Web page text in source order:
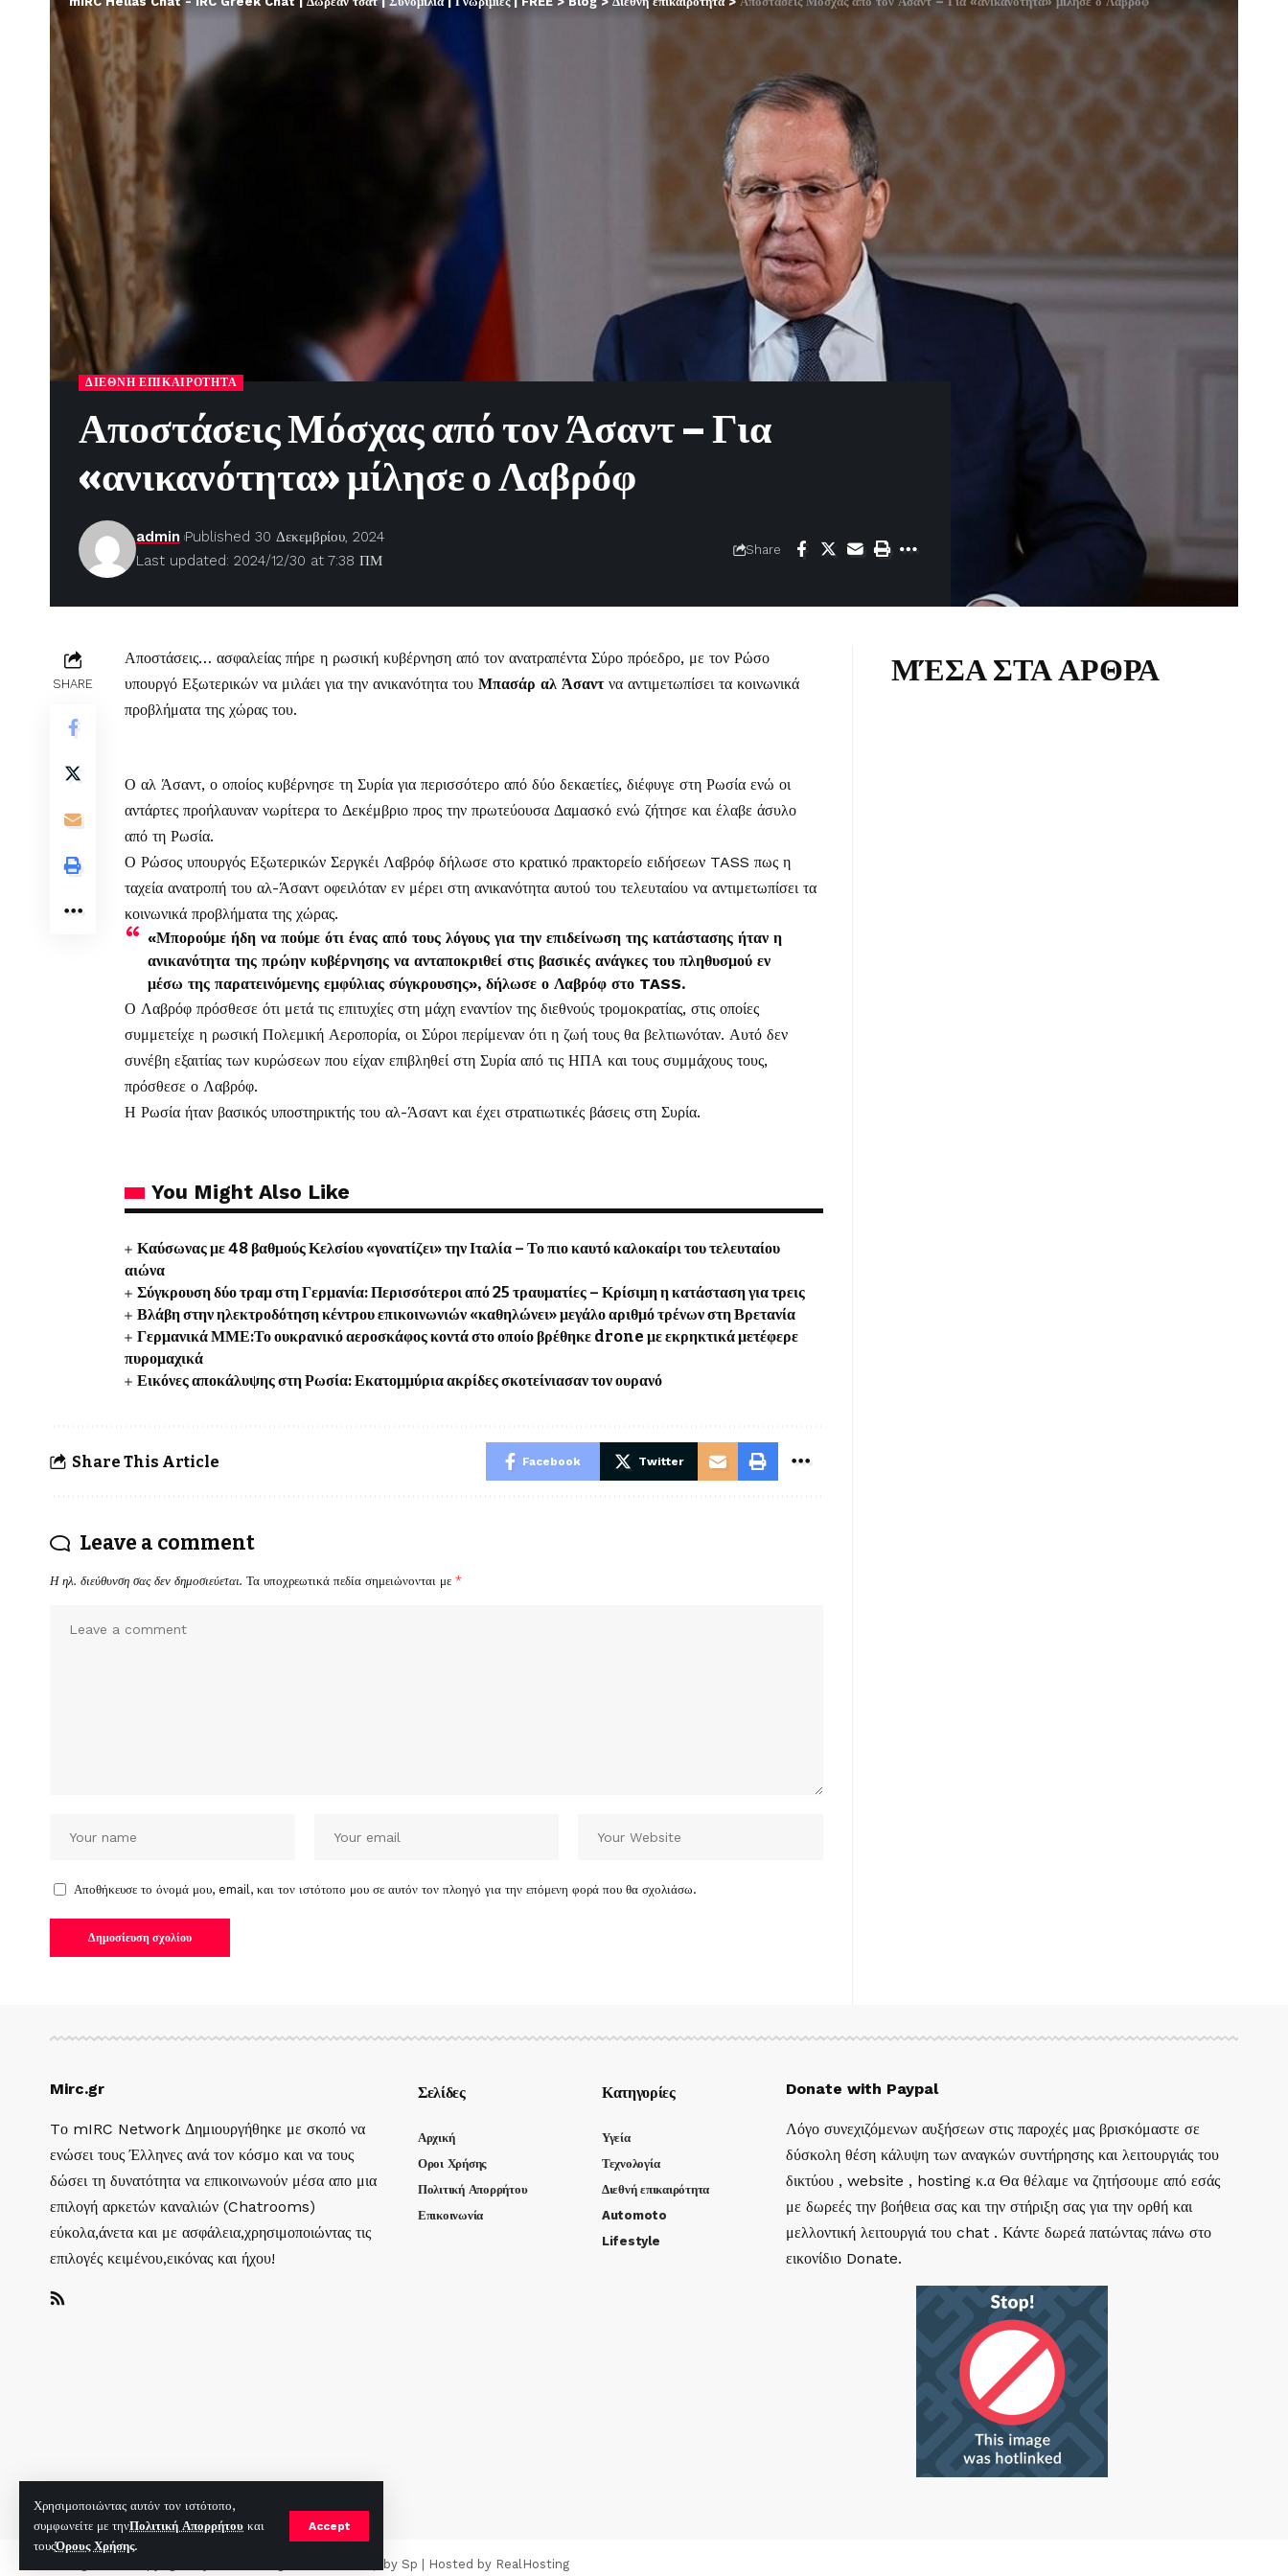
Χρησιμοποιώντας αυτόν τον ιστότοπο,
συμφωνείτε με τηνΠολιτική Απορρήτου και
τουςΌρους Χρήσης.
Accept
ΔΙΕΘΝΉ ΕΠΙΚΑΙΡΌΤΗΤΑ
Αποστάσεις Μόσχας από τον Άσαντ – Για
«ανικανότητα» μίλησε ο Λαβρόφ
Last updated: 2024/12/30 at 7:38 ΠΜ
admin Published 30 Δεκεμβρίου, 2024
Share
SHARE
Αποστάσεις… ασφαλείας πήρε η ρωσική κυβέρνηση από τον ανατραπέντα Σύρο πρόεδρο, με τον Ρώσο
υπουργό Εξωτερικών να μιλάει για την ανικανότητα του Μπασάρ αλ Άσαντνα αντιμετωπίσει τα κοινωνικά
προβλήματα της χώρας του.
Ο αλ Άσαντ, ο οποίος κυβέρνησε τη Συρία για περισσότερο από δύο δεκαετίες, διέφυγε στη Ρωσία ενώ οι
αντάρτες προήλαυναν νωρίτερα το Δεκέμβριο προς την πρωτεύουσα Δαμασκό ενώ ζήτησε και έλαβε άσυλο
από τη Ρωσία.
Ο Ρώσος υπουργός Εξωτερικών Σεργκέι Λαβρόφ δήλωσε στο κρατικό πρακτορείο ειδήσεων TASS πως η
ταχεία ανατροπή του αλ-Άσαντ οφειλόταν εν μέρει στη ανικανότητα αυτού του τελευταίου να αντιμετωπίσει τα
κοινωνικά προβλήματα της χώρας.
«Μπορούμε ήδη να πούμε ότι ένας από τους λόγους για την επιδείνωση της κατάστασης ήταν η
ανικανότητα της πρώην κυβέρνησης να ανταποκριθεί στις βασικές ανάγκες του πληθυσμού εν
μέσω της παρατεινόμενης εμφύλιας σύγκρουσης», δήλωσε ο Λαβρόφ στο TASS.
Ο Λαβρόφ πρόσθεσε ότι μετά τις επιτυχίες στη μάχη εναντίον της διεθνούς τρομοκρατίας, στις οποίες
συμμετείχε η ρωσική Πολεμική Αεροπορία, οι Σύροι περίμεναν ότι η ζωή τους θα βελτιωνόταν. Αυτό δεν
συνέβη εξαιτίας των κυρώσεων που είχαν επιβληθεί στη Συρία από τις ΗΠΑ και τους συμμάχους τους,
πρόσθεσε ο Λαβρόφ.
Η Ρωσία ήταν βασικός υποστηρικτής του αλ-Άσαντ και έχει στρατιωτικές βάσεις στη Συρία.
You Might Also Like
Καύσωνας με 48 βαθμούς Κελσίου «γονατίζει» την Ιταλία – Το πιο καυτό καλοκαίρι του τελευταίου
αιώνα
Σύγκρουση δύο τραμ στη Γερμανία: Περισσότεροι από 25 τραυματίες – Κρίσιμη η κατάσταση για τρεις
Βλάβη στην ηλεκτροδότηση κέντρου επικοινωνιών «καθηλώνει» μεγάλο αριθμό τρένων στη Βρετανία
Γερμανικά ΜΜΕ:Το ουκρανικό αεροσκάφος κοντά στο οποίο βρέθηκε drone με εκρηκτικά μετέφερε
πυρομαχικά
Εικόνες αποκάλυψης στη Ρωσία: Εκατομμύρια ακρίδες σκοτείνιασαν τον ουρανό
Share This Article Facebook Twitter
Leave a comment
Η ηλ. διεύθυνση σας δεν δημοσιεύεται. Τα υποχρεωτικά πεδία σημειώνονται με *
Αποθήκευσε το όνομά μου, email, και τον ιστότοπο μου σε αυτόν τον πλοηγό για την επόμενη φορά που θα σχολιάσω.
ΜΈΣΑ ΣΤΑ ΑΡΘΡΑ
Mirc.gr
Tο mIRC Network Δημιουργήθηκε με σκοπό να
ενώσει τους Έλληνες ανά τον κόσμο και να τους
δώσει τη δυνατότητα να επικοινωνούν μέσα απο μια
επιλογή αρκετών καναλιών (Chatrooms)
εύκολα,άνετα και με ασφάλεια,χρησιμοποιώντας τις
επιλογές κειμένου,εικόνας και ήχου!
Σελίδες
Αρχική
Οροι Χρήσης
Πολιτική Απορρήτου
Επικοινωνία
Κατηγορίες
Υγεία
Τεχνολογία
Διεθνή επικαιρότητα
Automoto
Lifestyle
Donate with Paypal
Λόγο συνεχιζόμενων αυξήσεων στις παροχές μας βρισκόμαστε σε
δύσκολη θέση κάλυψη των αναγκών συντήρησης και λειτουργιάς του
δικτύου , website , hosting κ.α Θα θέλαμε να ζητήσουμε από εσάς
με δωρεές την βοήθεια σας και την στήριξη σας για την ορθή και
μελλοντική λειτουργιά του chat . Κάντε δωρεά πατώντας πάνω στο
εικονίδιο Donate.
by Sp | Hosted by RealHosting